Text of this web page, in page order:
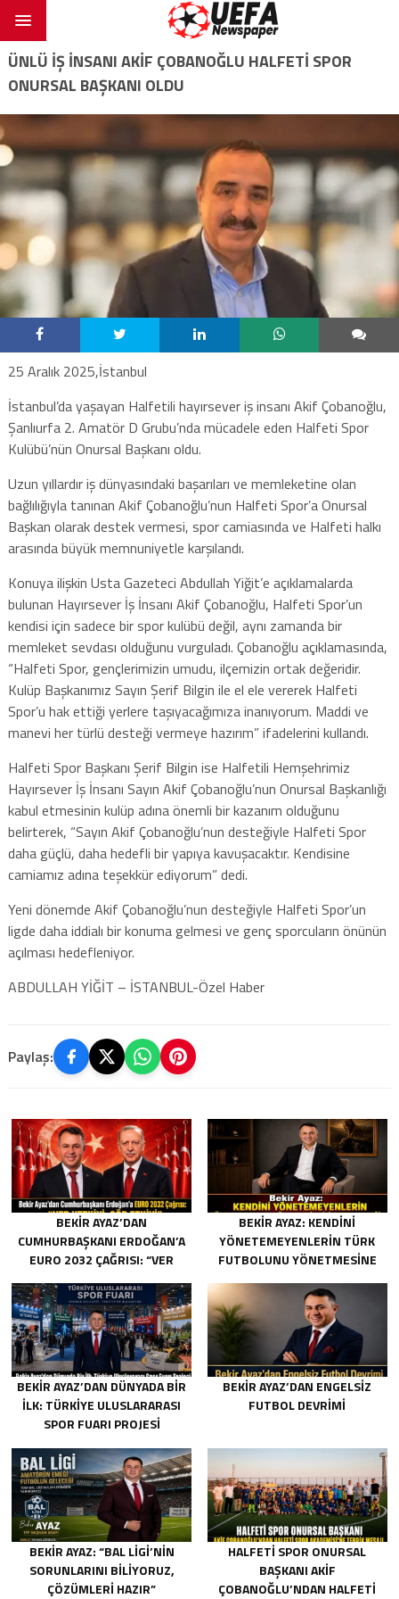
ÜNLÜ İŞ İNSANI AKIF ÇOBANOĞLU HALFETI SPOR
ONURSAL BAŞKANI OLDU
25 Aralık 2025,İstanbul
İstanbul’da yaşayan Halfetili hayırsever iş insanı Akif Çobanoğlu,
Şanlıurfa 2. Amatör D Grubu’nda mücadele eden Halfeti Spor
Kulübü’nün Onursal Başkanı oldu.
Uzun yıllardır iş dünyasındaki başarıları ve memleketine olan
bağlılığıyla tanınan Akif Çobanoğlu’nun Halfeti Spor’a Onursal
Başkan olarak destek vermesi, spor camiasında ve Halfeti halkı
arasında büyük memnuniyetle karşılandı.
Konuya ilişkin Usta Gazeteci Abdullah Yiğit’e açıklamalarda
bulunan Hayırsever İş İnsanı Akif Çobanoğlu, Halfeti Spor’un
kendisi için sadece bir spor kulübü değil, aynı zamanda bir
memleket sevdası olduğunu vurguladı. Çobanoğlu açıklamasında,
“Halfeti Spor, gençlerimizin umudu, ilçemizin ortak değeridir.
Kulüp Başkanımız Sayın Şerif Bilgin ile el ele vererek Halfeti
Spor’u hak ettiği yerlere taşıyacağımıza inanıyorum. Maddi ve
manevi her türlü desteği vermeye hazırım” ifadelerini kullandı.
Halfeti Spor Başkanı Şerif Bilgin ise Halfetili Hemşehrimiz
Hayırsever İş İnsanı Sayın Akif Çobanoğlu’nun Onursal Başkanlığı
kabul etmesinin kulüp adına önemli bir kazanım olduğunu
belirterek, “Sayın Akif Çobanoğlu’nun desteğiyle Halfeti Spor
daha güçlü, daha hedefli bir yapıya kavuşacaktır. Kendisine
camiamız adına teşekkür ediyorum” dedi.
Yeni dönemde Akif Çobanoğlu’nun desteğiyle Halfeti Spor’un
ligde daha iddialı bir konuma gelmesi ve genç sporcuların önünün
açılması hedefleniyor.
ABDULLAH YİĞİT – İSTANBUL-Özel Haber
Paylaş:
BEKIR AYAZ’DAN
CUMHURBAŞKANI ERDOĞAN’A
EURO 2032 ÇAĞRISI: “VER
BEKIR AYAZ: KENDINI
YÖNETEMEYENLERIN TÜRK
FUTBOLUNU YÖNETMESINE
BEKIR AYAZ’DAN DÜNYADA BIR
İLK: TÜRKIYE ULUSLARARASI
SPOR FUARI PROJESI
BEKIR AYAZ’DAN ENGELSIZ
FUTBOL DEVRIMI
BEKIR AYAZ: “BAL LIGI’NIN
SORUNLARINI BILIYORUZ,
ÇÖZÜMLERI HAZIR”
HALFETİ SPOR ONURSAL
BAŞKANI AKİF
ÇOBANOĞLU’NDAN HALFETİ